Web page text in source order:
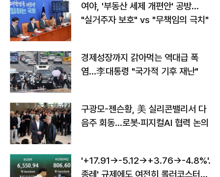
여야, '부동산 세제 개편안' 공방…
"실거주자 보호" vs "무책임의 극치"
경제성장까지 갉아먹는 역대급 폭
염…李대통령 "국가적 기후 재난"
구광모-젠슨황, 美 실리콘밸리서 다
음주 회동…로봇·피지컬AI 협력 논의
'+17.91→-5.12→+3.76→-4.8%'…'
종레' 규제에도 여전히 롤러코스터